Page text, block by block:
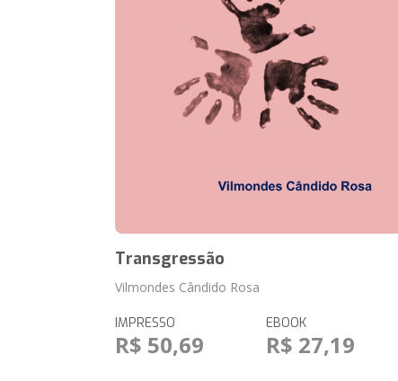
Transgressão
Vilmondes Cândido Rosa
IMPRESSO
R$ 50,69
EBOOK
R$ 27,19